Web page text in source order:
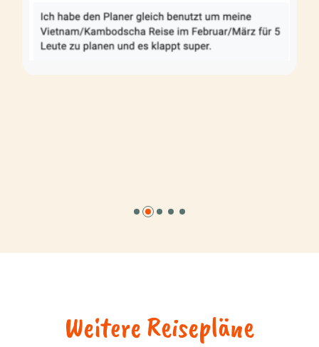
Weitere Reisepläne